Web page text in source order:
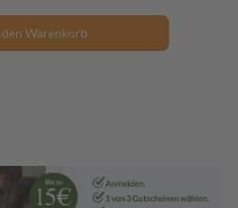
den Warenkorb